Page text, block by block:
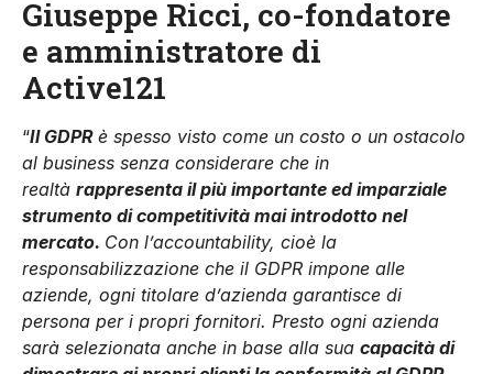
Giuseppe Ricci, co-fondatore
e amministratore di
Active121
“Il GDPR è spesso visto come un costo o un ostacolo
al business senza considerare che in
realtà rappresenta il più importante ed imparziale
strumento di competitività mai introdotto nel
mercato. Con l’accountability, cioè la
responsabilizzazione che il GDPR impone alle
aziende, ogni titolare d’azienda garantisce di
persona per i propri fornitori. Presto ogni azienda
sarà selezionata anche in base alla sua capacità di